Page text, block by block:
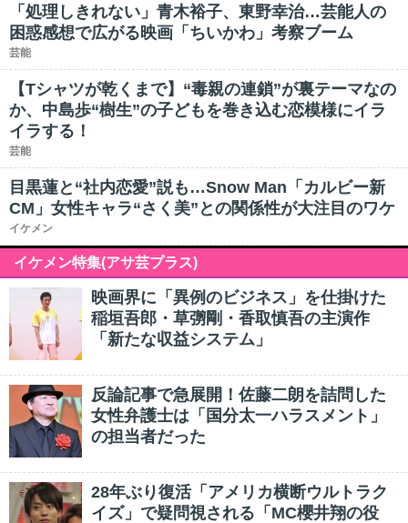
「処理しきれない」青木裕子、東野幸治…芸能人の
困惑感想で広がる映画「ちいかわ」考察ブーム
芸能
【Tシャツが乾くまで】“毒親の連鎖”が裏テーマなの
か、中島歩“樹生”の子どもを巻き込む恋模様にイラ
イラする！
芸能
目黒蓮と“社内恋愛”説も…Snow Man「カルビー新
CM」女性キャラ“さく美”との関係性が大注目のワケ
イケメン
イケメン特集(アサ芸プラス)
映画界に「異例のビジネス」を仕掛けた
稲垣吾郎・草彅剛・香取慎吾の主演作
「新たな収益システム」
反論記事で急展開！佐藤二朗を詰問した
女性弁護士は「国分太一ハラスメント」
の担当者だった
28年ぶり復活「アメリカ横断ウルトラク
イズ」で疑問視される「MC櫻井翔の役